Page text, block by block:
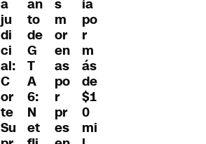
a
ju
di
ci
al:
C
or
te
Su
an
to
de
G
T
A
6:
N
et
s
m
or
en
as
po
r
pr
es
ia
po
r
m
ás
de
$1
0
mi